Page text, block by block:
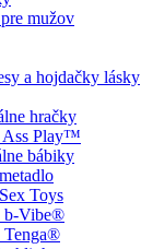
mužov
a hojdačky lásky
hračky
Play™
bábiky
Toys
b-Vibe®
Tenga®